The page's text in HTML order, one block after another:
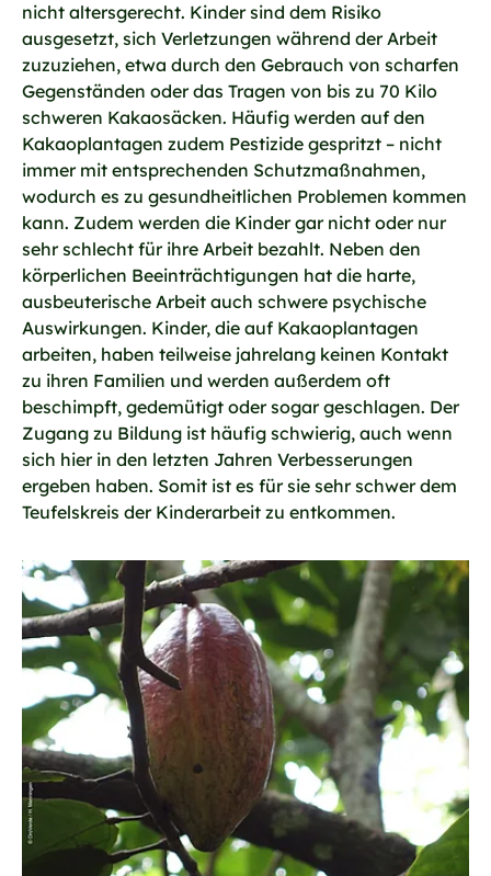
nicht altersgerecht. Kinder sind dem Risiko
ausgesetzt, sich Verletzungen während der Arbeit
zuzuziehen, etwa durch den Gebrauch von scharfen
Gegenständen oder das Tragen von bis zu 70 Kilo
schweren Kakaosäcken. Häufig werden auf den
Kakaoplantagen zudem Pestizide gespritzt – nicht
immer mit entsprechenden Schutzmaßnahmen,
wodurch es zu gesundheitlichen Problemen kommen
kann. Zudem werden die Kinder gar nicht oder nur
sehr schlecht für ihre Arbeit bezahlt. Neben den
körperlichen Beeinträchtigungen hat die harte,
ausbeuterische Arbeit auch schwere psychische
Auswirkungen. Kinder, die auf Kakaoplantagen
arbeiten, haben teilweise jahrelang keinen Kontakt
zu ihren Familien und werden außerdem oft
beschimpft, gedemütigt oder sogar geschlagen. Der
Zugang zu Bildung ist häufig schwierig, auch wenn
sich hier in den letzten Jahren Verbesserungen
ergeben haben. Somit ist es für sie sehr schwer dem
Teufelskreis der Kinderarbeit zu entkommen.